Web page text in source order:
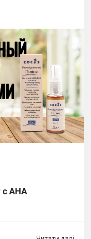
с АНА